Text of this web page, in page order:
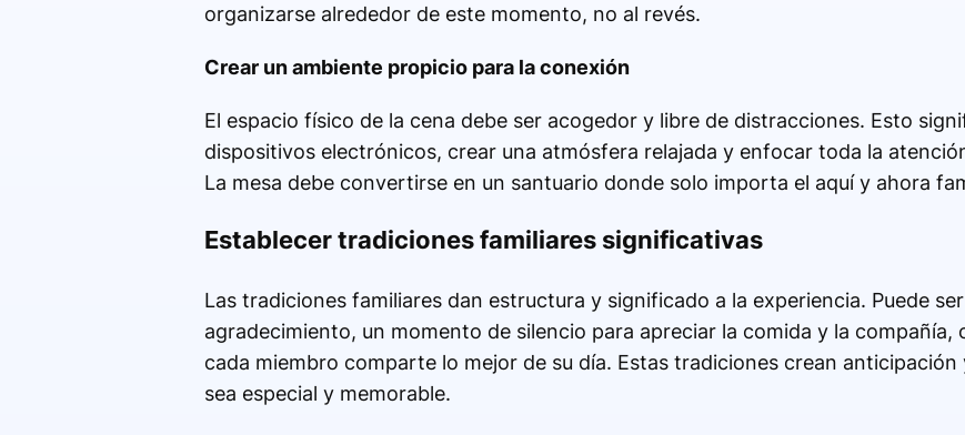
organizarse alrededor de este momento, no al revés.
Crear un ambiente propicio para la conexión
El espacio físico de la cena debe ser acogedor y libre de distracciones. Esto
dispositivos electrónicos, crear una atmósfera relajada y enfocar toda la
La mesa debe convertirse en un santuario donde solo importa el aquí y ahora
Establecer tradiciones familiares significativas
Las tradiciones familiares dan estructura y significado a la experiencia. Puede
agradecimiento, un momento de silencio para apreciar la comida y la compañía,
cada miembro comparte lo mejor de su día. Estas tradiciones crean anticipación
sea especial y memorable.